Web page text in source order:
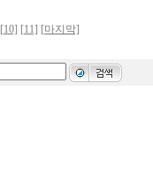
[10] [11] [마지막]